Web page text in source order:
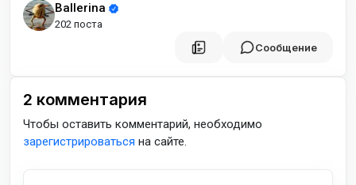
Ballerina
202 поста
Сообщение
2 комментария
Чтобы оставить комментарий, необходимо
зарегистрироваться на сайте.